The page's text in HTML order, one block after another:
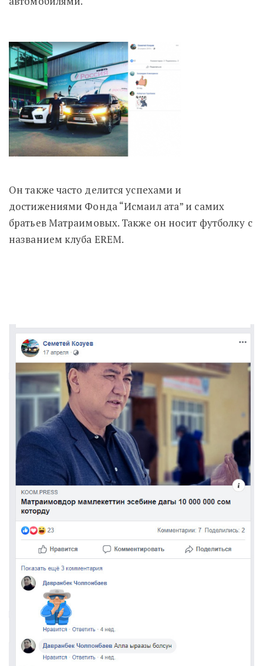
Он также часто делится успехами и
достижениями Фонда “Исмаил ата” и самих
братьев Матраимовых. Также он носит футболку с
названием клуба EREM.